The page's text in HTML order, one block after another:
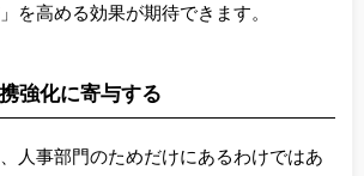
を高める効果が期待できます。
強化に寄与する
人事部門のためだけにあるわけではあ